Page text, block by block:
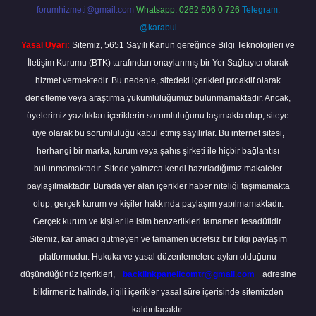
forumhizmeti@gmail.com Whatsapp: 0262 606 0 726 Telegram:
@karabul
Yasal Uyarı: Sitemiz, 5651 Sayılı Kanun gereğince Bilgi Teknolojileri ve
İletişim Kurumu (BTK) tarafından onaylanmış bir Yer Sağlayıcı olarak
hizmet vermektedir. Bu nedenle, sitedeki içerikleri proaktif olarak
denetleme veya araştırma yükümlülüğümüz bulunmamaktadır. Ancak,
üyelerimiz yazdıkları içeriklerin sorumluluğunu taşımakta olup, siteye
üye olarak bu sorumluluğu kabul etmiş sayılırlar. Bu internet sitesi,
herhangi bir marka, kurum veya şahıs şirketi ile hiçbir bağlantısı
bulunmamaktadır. Sitede yalnızca kendi hazırladığımız makaleler
paylaşılmaktadır. Burada yer alan içerikler haber niteliği taşımamakta
olup, gerçek kurum ve kişiler hakkında paylaşım yapılmamaktadır.
Gerçek kurum ve kişiler ile isim benzerlikleri tamamen tesadüfidir.
Sitemiz, kar amacı gütmeyen ve tamamen ücretsiz bir bilgi paylaşım
platformudur. Hukuka ve yasal düzenlemelere aykırı olduğunu
düşündüğünüz içerikleri,
backlinkpanelicomtr@gmail.com
adresine
bildirmeniz halinde, ilgili içerikler yasal süre içerisinde sitemizden
kaldırılacaktır.